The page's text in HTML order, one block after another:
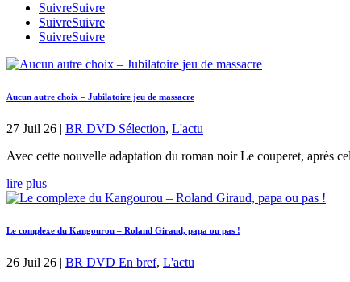
SuivreSuivre
SuivreSuivre
SuivreSuivre
Aucun autre choix – Jubilatoire jeu de massacre
27 Juil 26 | BR DVD Sélection, L'actu
Avec cette nouvelle adaptation du roman noir Le couperet, après
lire plus
Le complexe du Kangourou – Roland Giraud, papa ou pas !
26 Juil 26 | BR DVD En bref, L'actu